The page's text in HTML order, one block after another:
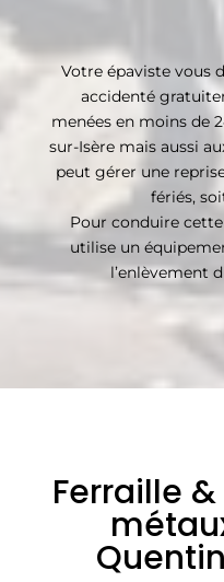
Votre épaviste vous
accidenté
menées en moins de
sur-Isère mais aussi
peut gérer une
fériés,
Pour conduire
utilise un
l’enlèvement
Ferraille